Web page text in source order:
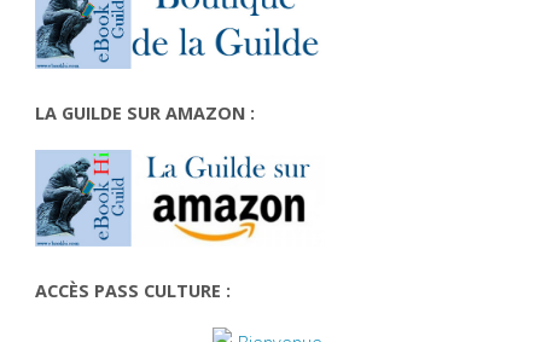
LA GUILDE SUR AMAZON :
ACCÈS PASS CULTURE :